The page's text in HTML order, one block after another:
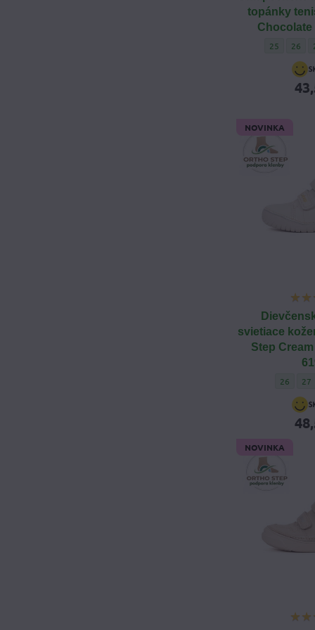
topánky
Chocolate
25 26
NOVINKA
svietiace
Step
26 27
NOVINKA